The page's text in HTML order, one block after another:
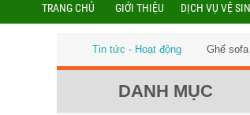
TRANG CHỦ GIỚI THIỆU DỊCH VỤ VỆ
Tin tức - Hoạt động Ghế
DANH MỤC